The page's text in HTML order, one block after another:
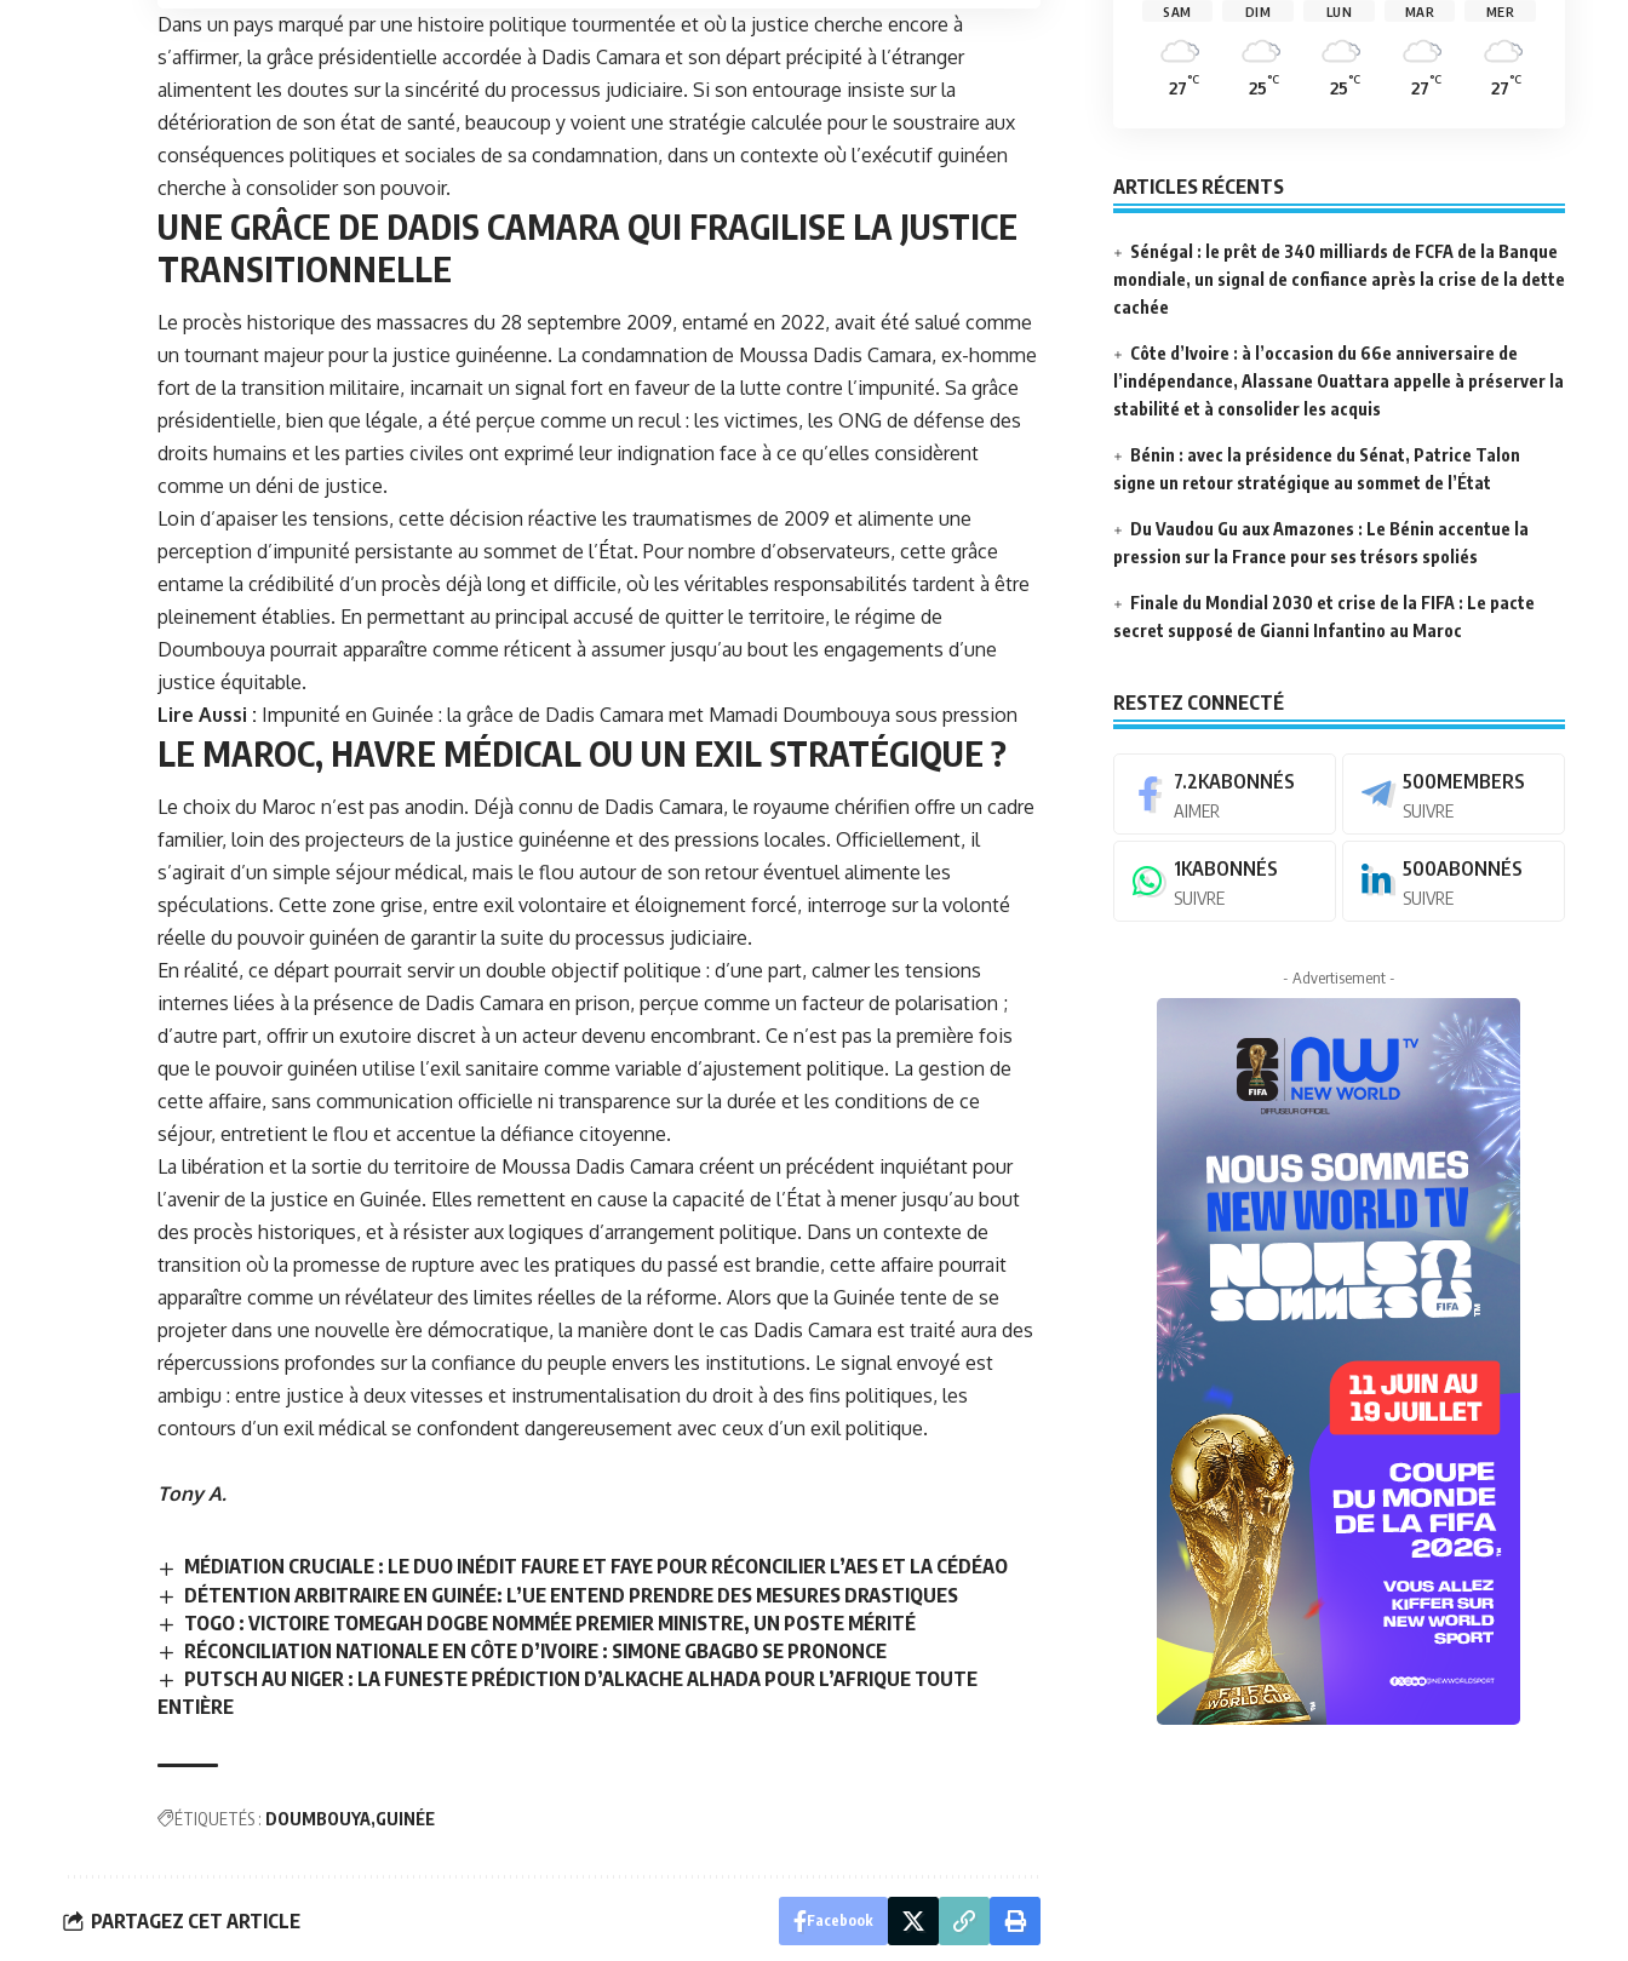
Dans un pays marqué par une histoire politique tourmentée et où la justice cherche encore à
s’affirmer, la grâce présidentielle accordée à Dadis Camara et son départ précipité à l’étranger
alimentent les doutes sur la sincérité du processus judiciaire. Si son entourage insiste sur la
détérioration de son état de santé, beaucoup y voient une stratégie calculée pour le soustraire aux
conséquences politiques et sociales de sa condamnation, dans un contexte où l’exécutif guinéen
cherche à consolider son pouvoir.
UNE GRÂCE DE DADIS CAMARA QUI FRAGILISE LA JUSTICE
TRANSITIONNELLE
Le procès historique des massacres du 28 septembre 2009, entamé en 2022, avait été salué comme
un tournant majeur pour la justice guinéenne. La condamnation de Moussa Dadis Camara, ex-homme
fort de la transition militaire, incarnait un signal fort en faveur de la lutte contre l’impunité. Sa grâce
présidentielle, bien que légale, a été perçue comme un recul : les victimes, les ONG de défense des
droits humains et les parties civiles ont exprimé leur indignation face à ce qu’elles considèrent
comme un déni de justice.
Loin d’apaiser les tensions, cette décision réactive les traumatismes de 2009 et alimente une
perception d’impunité persistante au sommet de l’État. Pour nombre d’observateurs, cette grâce
entame la crédibilité d’un procès déjà long et difficile, où les véritables responsabilités tardent à être
pleinement établies. En permettant au principal accusé de quitter le territoire, le régime de
Doumbouya pourrait apparaître comme réticent à assumer jusqu’au bout les engagements d’une
justice équitable.
Lire Aussi : Impunité en Guinée : la grâce de Dadis Camara met Mamadi Doumbouya sous pression
LE MAROC, HAVRE MÉDICAL OU UN EXIL STRATÉGIQUE ?
Le choix du Maroc n’est pas anodin. Déjà connu de Dadis Camara, le royaume chérifien offre un cadre
familier, loin des projecteurs de la justice guinéenne et des pressions locales. Officiellement, il
s’agirait d’un simple séjour médical, mais le flou autour de son retour éventuel alimente les
spéculations. Cette zone grise, entre exil volontaire et éloignement forcé, interroge sur la volonté
réelle du pouvoir guinéen de garantir la suite du processus judiciaire.
En réalité, ce départ pourrait servir un double objectif politique : d’une part, calmer les tensions
internes liées à la présence de Dadis Camara en prison, perçue comme un facteur de polarisation ;
d’autre part, offrir un exutoire discret à un acteur devenu encombrant. Ce n’est pas la première fois
que le pouvoir guinéen utilise l’exil sanitaire comme variable d’ajustement politique. La gestion de
cette affaire, sans communication officielle ni transparence sur la durée et les conditions de ce
séjour, entretient le flou et accentue la défiance citoyenne.
La libération et la sortie du territoire de Moussa Dadis Camara créent un précédent inquiétant pour
l’avenir de la justice en Guinée. Elles remettent en cause la capacité de l’État à mener jusqu’au bout
des procès historiques, et à résister aux logiques d’arrangement politique. Dans un contexte de
transition où la promesse de rupture avec les pratiques du passé est brandie, cette affaire pourrait
apparaître comme un révélateur des limites réelles de la réforme. Alors que la Guinée tente de se
projeter dans une nouvelle ère démocratique, la manière dont le cas Dadis Camara est traité aura des
répercussions profondes sur la confiance du peuple envers les institutions. Le signal envoyé est
ambigu : entre justice à deux vitesses et instrumentalisation du droit à des fins politiques, les
contours d’un exil médical se confondent dangereusement avec ceux d’un exil politique.
Tony A.
MÉDIATION CRUCIALE : LE DUO INÉDIT FAURE ET FAYE POUR RÉCONCILIER L’AES ET LA CÉDÉAO
DÉTENTION ARBITRAIRE EN GUINÉE: L’UE ENTEND PRENDRE DES MESURES DRASTIQUES
TOGO : VICTOIRE TOMEGAH DOGBE NOMMÉE PREMIER MINISTRE, UN POSTE MÉRITÉ
RÉCONCILIATION NATIONALE EN CÔTE D’IVOIRE : SIMONE GBAGBO SE PRONONCE
PUTSCH AU NIGER : LA FUNESTE PRÉDICTION D’ALKACHE ALHADA POUR L’AFRIQUE TOUTE
ENTIÈRE
ÉTIQUETÉS : DOUMBOUYA GUINÉE
PARTAGEZ CET ARTICLE Facebook
SAM
27°C
DIM
25°C
LUN
25°C
MAR
27°C
MER
27°C
ARTICLES RÉCENTS
Sénégal : le prêt de 340 milliards de FCFA de la Banque
mondiale, un signal de confiance après la crise de la dette
cachée
Côte d’Ivoire : à l’occasion du 66e anniversaire de
l’indépendance, Alassane Ouattara appelle à préserver la
stabilité et à consolider les acquis
Bénin : avec la présidence du Sénat, Patrice Talon
signe un retour stratégique au sommet de l’État
Du Vaudou Gu aux Amazones : Le Bénin accentue la
pression sur la France pour ses trésors spoliés
Finale du Mondial 2030 et crise de la FIFA : Le pacte
secret supposé de Gianni Infantino au Maroc
RESTEZ CONNECTÉ
7.2KABONNÉS
AIMER
500MEMBERS
SUIVRE
1KABONNÉS
SUIVRE
500ABONNÉS
SUIVRE
- Advertisement -